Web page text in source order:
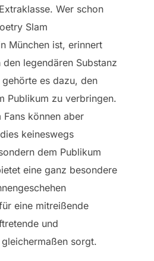
Wer schon
Slam
München ist, erinnert
legendären Substanz
es dazu, den
Publikum zu verbringen.
Fans können aber
keineswegs
dem Publikum
eine ganz besondere
eine mitreißende
und
sorgt.